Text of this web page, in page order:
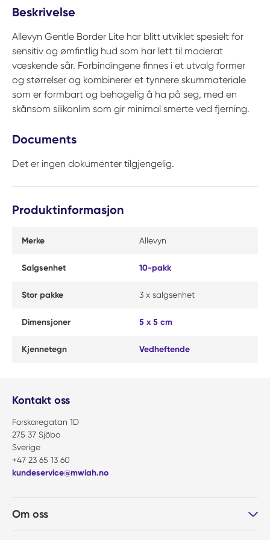
Beskrivelse
Allevyn Gentle Border Lite har blitt utviklet spesielt for
sensitiv og ømfintlig hud som har lett til moderat
væskende sår. Forbindingene finnes i et utvalg former
og størrelser og kombinerer et tynnere skummateriale
som er formbart og behagelig å ha på seg, med en
skånsom silikonlim som gir minimal smerte ved fjerning.
Documents
Det er ingen dokumenter tilgjengelig.
Produktinformasjon
Merke Allevyn
Salgsenhet 10-pakk
Stor pakke 3 x salgsenhet
Dimensjoner 5 x 5 cm
Kjennetegn Vedheftende
Kontakt oss
Forskaregatan 1D
275 37 Sjöbo
Sverige
+47 23 65 13 60
kundeservice@mwiah.no
Om oss